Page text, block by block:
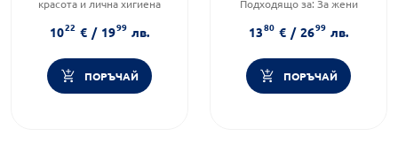
красота и лична хигиена
Форма на продукта:спрей
1022 € / 1999 лв.
ПОРЪЧАЙ
Подходящо за: За жени
Дермокозметика
1380 € / 2699 лв.
ПОРЪЧАЙ